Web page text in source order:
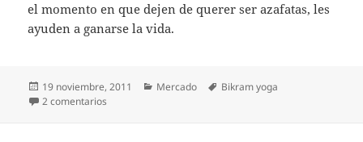
el momento en que dejen de querer ser azafatas, les
ayuden a ganarse la vida.
Publicado
el
19 noviembre, 2011 Categorías
Mercado Etiquetas
Bikram yoga
2 comentarios